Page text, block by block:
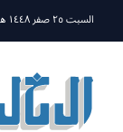
السبت ٢٥ صفر ١٤٤٨ ه - ٠٨ أغسطس ٢٠٢٦